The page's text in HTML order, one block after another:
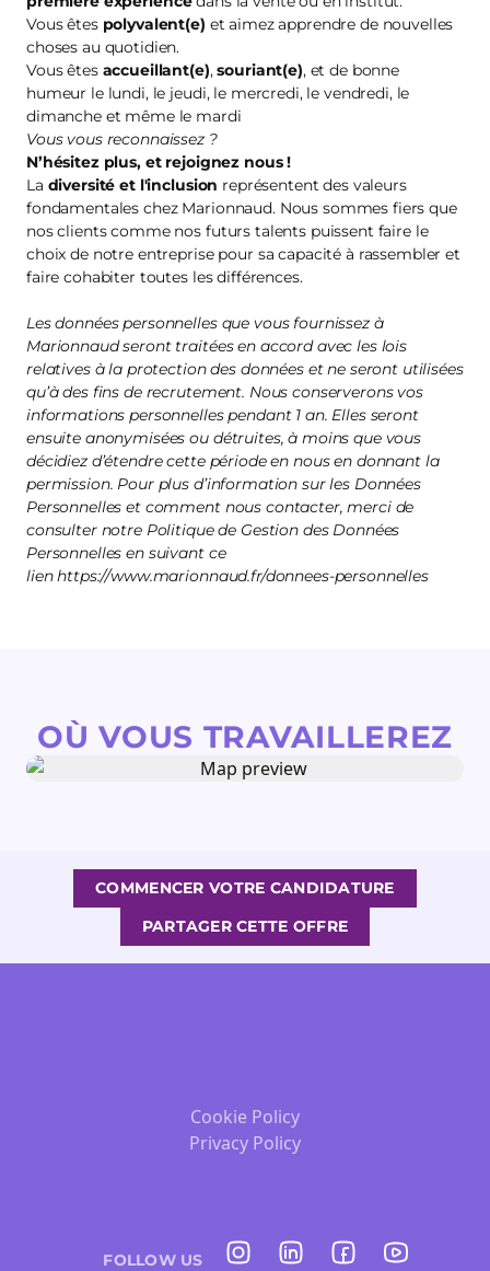
Vous êtes polyvalent(e) et aimez apprendre de nouvelles
choses au quotidien.
Vous êtes accueillant(e),souriant(e), et de bonne
humeur le lundi, le jeudi, le mercredi, le vendredi, le
dimanche et même le mardi
Vous vous reconnaissez ?
N’hésitez plus, et rejoignez nous!
La diversité et l'inclusion représentent des valeurs
fondamentales chez Marionnaud. Nous sommes fiers que
nos clients comme nos futurs talents puissent faire le
choix de notre entreprise pour sa capacité à rassembler et
faire cohabiter toutes les différences.
Les données personnelles que vous fournissez à
Marionnaud seront traitées en accord avec les lois
relatives à la protection des données et ne seront utilisées
qu’à des fins de recrutement. Nous conserverons vos
informations personnelles pendant 1 an. Elles seront
ensuite anonymisées ou détruites, à moins que vous
décidiez d’étendre cette période en nous en donnant la
permission. Pour plus d’information sur les Données
Personnelles et comment nous contacter, merci de
consulter notre Politique de Gestion des Données
Personnelles en suivant ce
lien https://www.marionnaud.fr/donnees-personnelles
OÙ VOUS TRAVAILLEREZ
COMMENCER VOTRE CANDIDATURE
PARTAGER CETTE OFFRE
Cookie Policy
Privacy Policy
FOLLOW US